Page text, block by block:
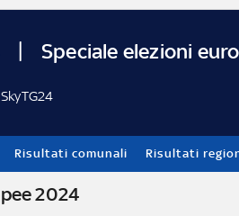
Speciale elezioni
Risultati comunali Risultati
2024